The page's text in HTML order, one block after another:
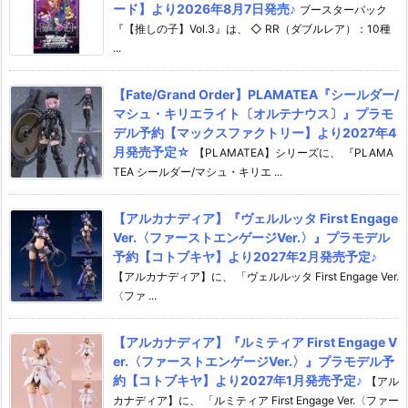
ード】より2026年8月7日発売♪ ブースターパック
『【推しの子】Vol.3』は、 ◇ RR（ダブルレア）：10種
...
【Fate/Grand Order】PLAMATEA『シールダー/
マシュ・キリエライト〔オルテナウス〕』プラモ
デル予約【マックスファクトリー】より2027年4
月発売予定☆
【PLAMATEA】シリーズに、 『PLAMA
TEA シールダー/マシュ・キリエ ...
【アルカナディア】『ヴェルルッタ First Engage
Ver.〈ファーストエンゲージVer.〉』プラモデル
予約【コトブキヤ】より2027年2月発売予定♪
【アルカナディア】に、 「ヴェルルッタ First Engage Ver.
〈ファ ...
【アルカナディア】『ルミティア First Engage V
er.〈ファーストエンゲージVer.〉』プラモデル予
約【コトブキヤ】より2027年1月発売予定♪
【アル
カナディア】に、 「ルミティア First Engage Ver.〈ファー